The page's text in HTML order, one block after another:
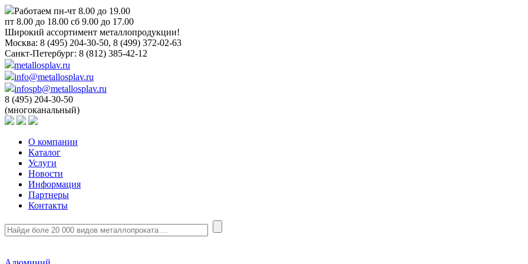
Работаем пн-чт 8.00 до 19.00
пт 8.00 до 18.00 сб 9.00 до 17.00
Широкий ассортимент металлопродукции!
Москва: 8 (495) 204-30-50, 8 (499) 372-02-63
Санкт-Петербург: 8 (812) 385-42-12
metallosplav.ru
info@metallosplav.ru
infospb@metallosplav.ru
8 (495) 204-30-50
(многоканальный)
О компании
Каталог
Услуги
Новости
Информация
Партнеры
Контакты